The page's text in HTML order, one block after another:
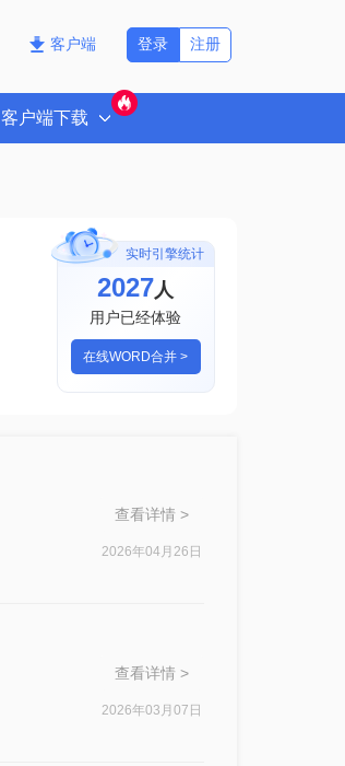
客户端 注册
登录
客户端下载
实时引擎统计
2027人
用户已经体验
在线WORD合并 >
查看详情 >
2026年04月26日
查看详情 >
2026年03月07日